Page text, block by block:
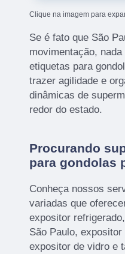
Clique na imagem para
Se é fato que São
movimentação,
etiquetas para
trazer agilidade e
dinâmicas de
redor do estado.
Procurando
para gondolas
Conheça nossos
variadas que
expositor
São Paulo,
expositor de vidro e